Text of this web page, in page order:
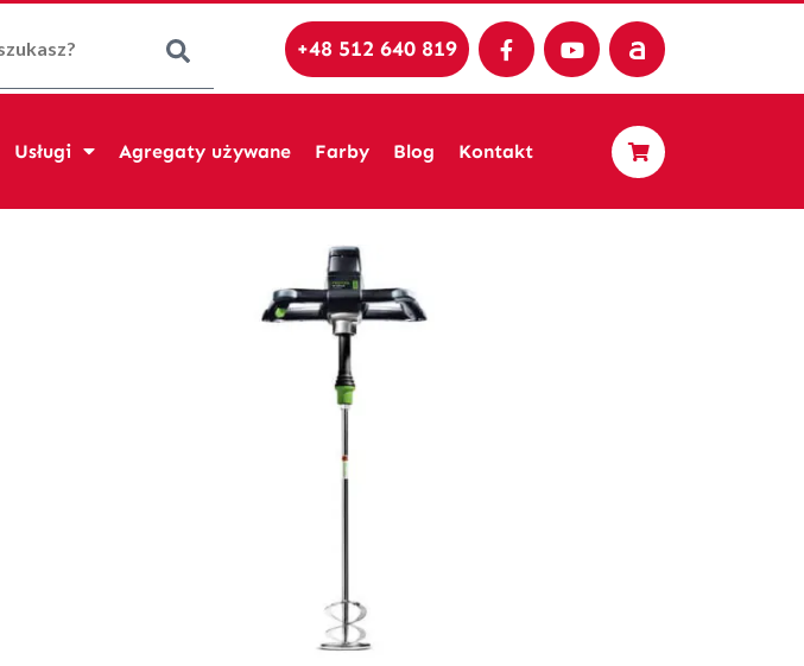
+48 512 640 819
Usługi Agregaty używane Farby Blog Kontakt